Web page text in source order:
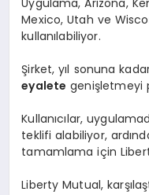
Uygulama, Arizona,
Mexico, Utah ve
kullanılabiliyor.
Şirket, yıl sonuna
eyalete genişletmeyi
Kullanıcılar,
teklifi alabiliyor,
tamamlama için
Liberty Mutual,